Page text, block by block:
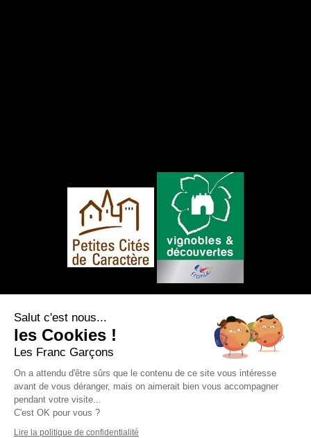
Mentions légales
des données personnelles
Création et référencement Site internet E-
comouest - Saint-Sauvant
Salut c'est nous...
les Cookies !
Les Franc Garçons
On a attendu d'être sûrs que le contenu de ce site vous intéresse
avant de vous déranger, mais on aimerait bien vous accompagner
pendant votre visite...
C'est OK pour vous ?
Lire la politique de confidentialité